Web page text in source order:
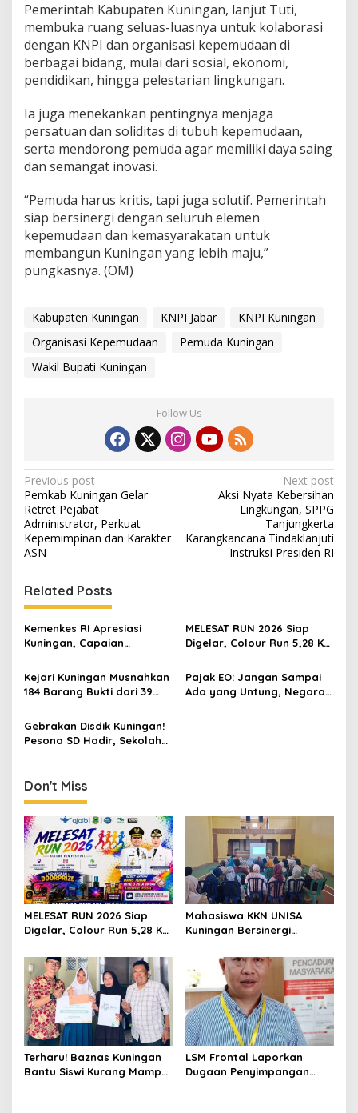
Pemerintah Kabupaten Kuningan, lanjut Tuti,
membuka ruang seluas-luasnya untuk kolaborasi
dengan KNPI dan organisasi kepemudaan di
berbagai bidang, mulai dari sosial, ekonomi,
pendidikan, hingga pelestarian lingkungan.
Ia juga menekankan pentingnya menjaga
persatuan dan soliditas di tubuh kepemudaan,
serta mendorong pemuda agar memiliki daya saing
dan semangat inovasi.
“Pemuda harus kritis, tapi juga solutif. Pemerintah
siap bersinergi dengan seluruh elemen
kepemudaan dan kemasyarakatan untuk
membangun Kuningan yang lebih maju,”
pungkasnya. (OM)
Kabupaten Kuningan KNPI Jabar
KNPI Kuningan
Organisasi Kepemudaan
Pemuda Kuningan
Wakil Bupati Kuningan
Follow Us
Post
navigation
Previous post
Pemkab Kuningan Gelar
Retret Pejabat
Administrator, Perkuat
Kepemimpinan dan Karakter
ASN
Next post
Aksi Nyata Kebersihan
Lingkungan, SPPG
Tanjungkerta
Karangkancana Tindaklanjuti
Instruksi Presiden RI
Related Posts
Kemenkes RI Apresiasi
Kuningan, Capaian
Stunting Tembus 100 Persen
MELESAT RUN 2026 Siap
Digelar, Colour Run 5,28 Km
dan Promosi Kuningan
Kejari Kuningan Musnahkan
184 Barang Bukti dari 39
Direbus agar Tak Bisa
Digunakan Lagi
Pajak EO: Jangan Sampai
Ada yang Untung, Negara
Gebrakan Disdik Kuningan!
Pesona SD Hadir, Sekolah
Robotika
Don't Miss
MELESAT RUN 2026 Siap
Digelar, Colour Run 5,28 Km
dan Promosi Kuningan
Mahasiswa KKN UNISA
Kuningan Bersinergi
Puskesmas, Fokus Edukasi
ASI, Cegah Stunting hingga
Perawatan Lansia
Terharu! Baznas Kuningan
Bantu Siswi Kurang Mampu
LSM Frontal Laporkan
Dugaan Penyimpangan